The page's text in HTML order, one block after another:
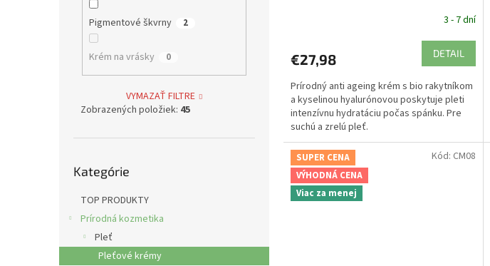
Pigmentové škvrny 2
Krém na vrásky 0
VYMAZAŤ FILTRE
Zobrazených položiek: 45
kategórie
Kategórie
TOP PRODUKTY
Prírodná kozmetika
Pleť
Pleťové krémy
3 - 7 dní
€27,98 DETAIL
Prírodný anti ageing krém s bio rakytníkom
a kyselinou hyalurónovou poskytuje pleti
intenzívnu hydratáciu počas spánku. Pre
suchú a zrelú pleť.
SUPER CENA
VÝHODNÁ CENA
Viac za menej
Kód: CM08